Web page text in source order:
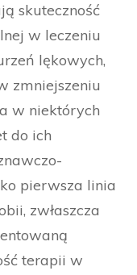
skuteczność
w leczeniu
lękowych,
zmniejszeniu
w niektórych
do ich
pierwsza linia
zwłaszcza
terapii w